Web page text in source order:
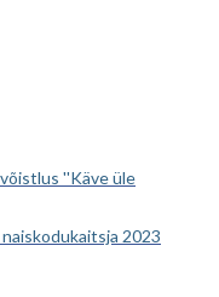
''Käve üle
2023